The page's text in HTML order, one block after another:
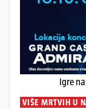
Igre
VIŠE MRTVIH U